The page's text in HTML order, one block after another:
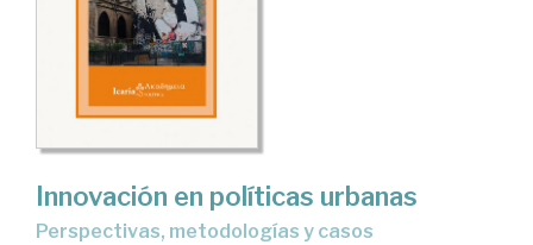
Innovación en políticas urbanas
perspectivas, metodologías y casos